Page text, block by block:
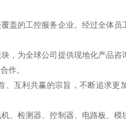
盖的工控服务企业。经过全体员
，为全球公司提供现地化产品咨
作。
互利共赢的宗旨，不断追求更
、检测器、控制器、电路板、模